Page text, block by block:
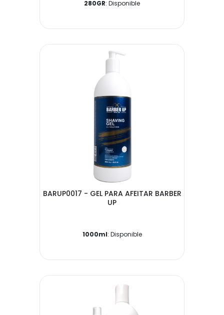
280GR: Disponible
BARUP0017 - GEL PARA AFEITAR BARBER
UP
1000ml: Disponible